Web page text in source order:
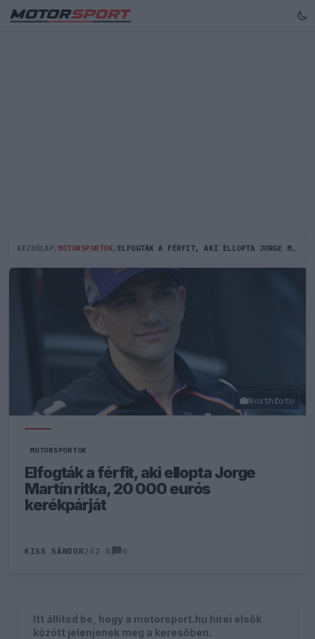
KEZDŐLAP MOTORSPORTOK ELFOGTÁK A FÉRFIT, AKI ELLOPTA JORGE MARTÍN RITKA, 20 000 EURÓS KERÉKPÁRJÁT
Northfoto
MOTORSPORTOK
Elfogták a férfit, aki ellopta Jorge
Martín ritka, 20 000 eurós
kerékpárját
KISS SÁNDOR242 N 0
Itt állítsd be, hogy a motorsport.hu hírei elsők
között jelenjenek meg a keresőben.